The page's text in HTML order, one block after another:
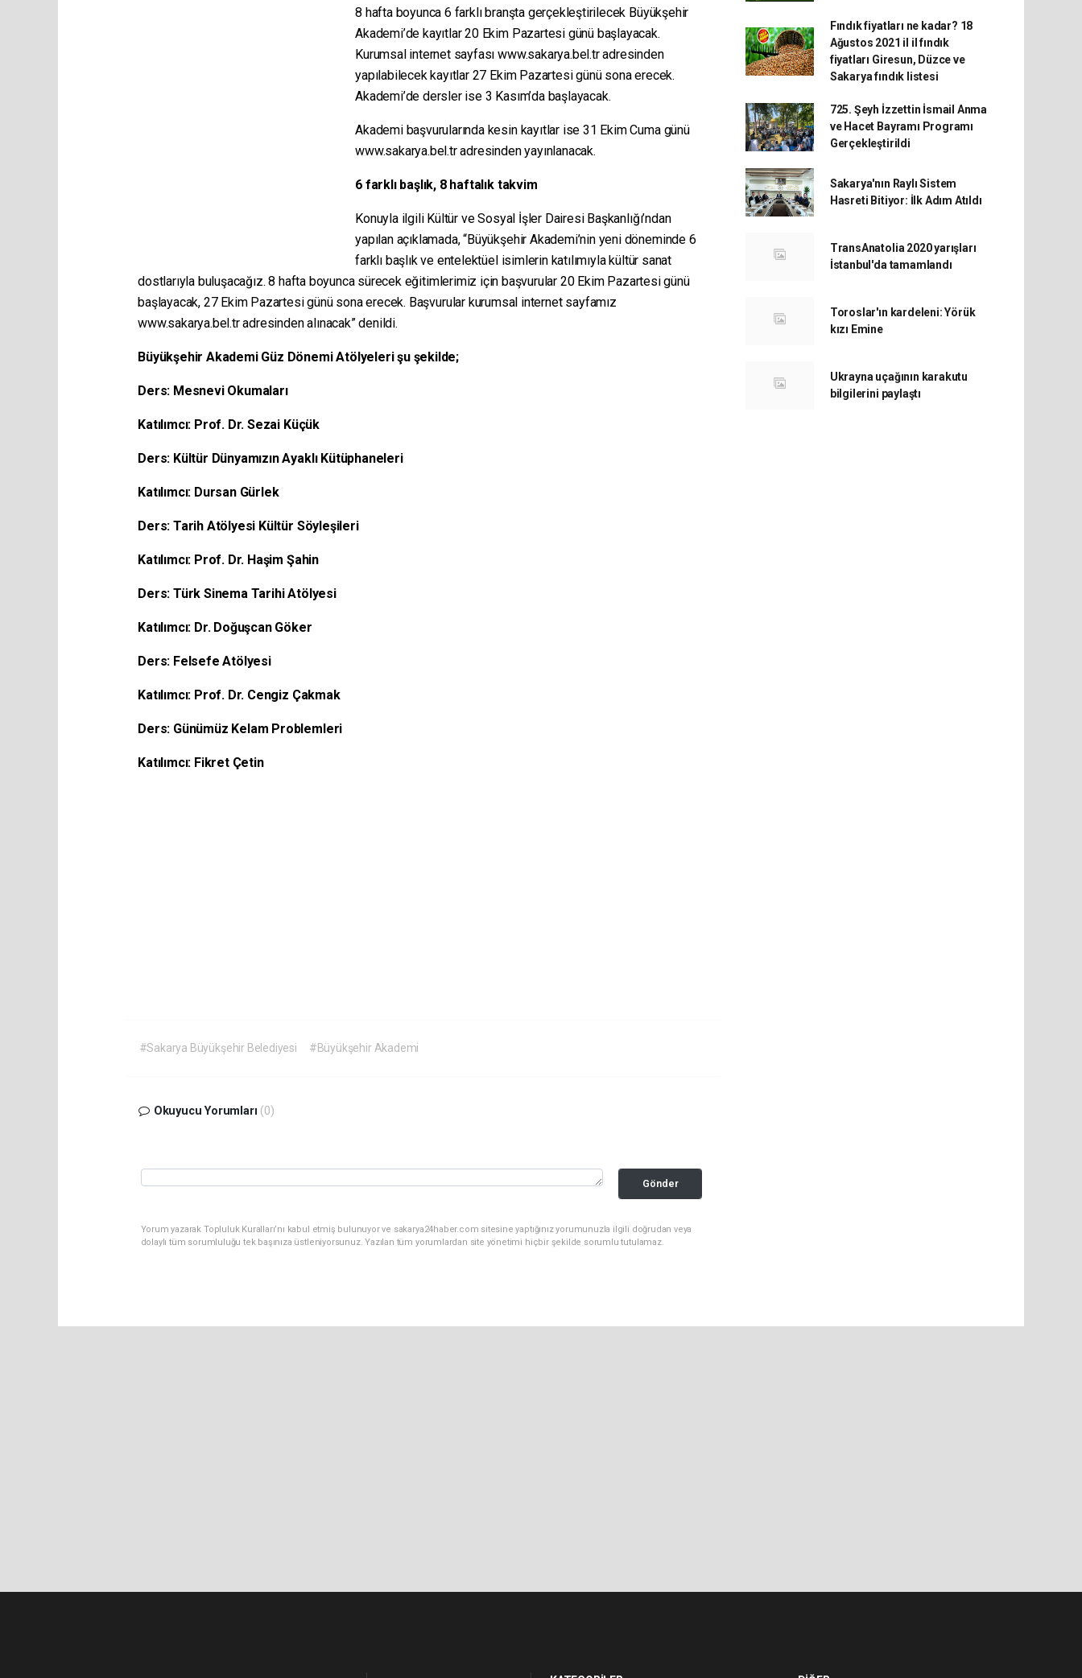
8 hafta boyunca 6 farklı branşta gerçekleştirilecek Büyükşehir
Akademi’de kayıtlar 20 Ekim Pazartesi günü başlayacak.
Kurumsal internet sayfası www.sakarya.bel.tr adresinden
yapılabilecek kayıtlar 27 Ekim Pazartesi günü sona erecek.
Akademi’de dersler ise 3 Kasım’da başlayacak.
Akademi başvurularında kesin kayıtlar ise 31 Ekim Cuma günü
www.sakarya.bel.tr adresinden yayınlanacak.
6 farklı başlık, 8 haftalık takvim
Konuyla ilgili Kültür ve Sosyal İşler Dairesi Başkanlığı’ndan
yapılan açıklamada, “Büyükşehir Akademi’nin yeni döneminde 6
farklı başlık ve entelektüel isimlerin katılımıyla kültür sanat
dostlarıyla buluşacağız. 8 hafta boyunca sürecek eğitimlerimiz için başvurular 20 Ekim Pazartesi günü
başlayacak, 27 Ekim Pazartesi günü sona erecek. Başvurular kurumsal internet sayfamız
www.sakarya.bel.tr adresinden alınacak” denildi.
Büyükşehir Akademi Güz Dönemi Atölyeleri şu şekilde;
Ders: Mesnevi Okumaları
Katılımcı: Prof. Dr. Sezai Küçük
Ders: Kültür Dünyamızın Ayaklı Kütüphaneleri
Katılımcı: Dursan Gürlek
Ders: Tarih Atölyesi Kültür Söyleşileri
Katılımcı: Prof. Dr. Haşim Şahin
Ders: Türk Sinema Tarihi Atölyesi
Katılımcı: Dr. Doğuşcan Göker
Ders: Felsefe Atölyesi
Katılımcı: Prof. Dr. Cengiz Çakmak
Ders: Günümüz Kelam Problemleri
Katılımcı: Fikret Çetin
#Sakarya Büyükşehir Belediyesi #Büyükşehir Akademi
Okuyucu Yorumları (0)
Gönder
Yorum yazarak Topluluk Kuralları’nı kabul etmiş bulunuyor ve sakarya24haber.com sitesine yaptığınız yorumunuzla ilgili doğrudan veya
dolaylı tüm sorumluluğu tek başınıza üstleniyorsunuz. Yazılan tüm yorumlardan site yönetimi hiçbir şekilde sorumlu tutulamaz.
Fındık fiyatları ne kadar? 18
Ağustos 2021 il il fındık
fiyatları Giresun, Düzce ve
Sakarya fındık listesi
725. Şeyh İzzettin İsmail Anma
ve Hacet Bayramı Programı
Gerçekleştirildi
Sakarya'nın Raylı Sistem
Hasreti Bitiyor: İlk Adım Atıldı
TransAnatolia 2020 yarışları
İstanbul'da tamamlandı
Toroslar'ın kardeleni: Yörük
kızı Emine
Ukrayna uçağının karakutu
bilgilerini paylaştı